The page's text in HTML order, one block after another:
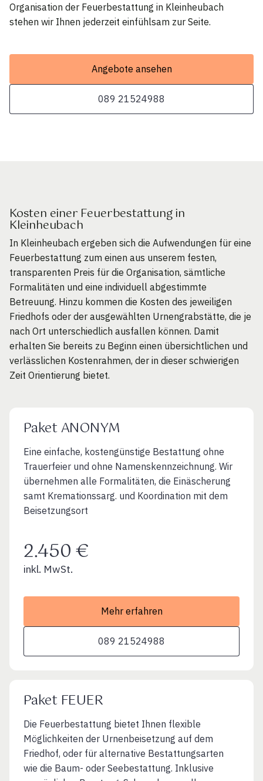
Organisation der Feuerbestattung in Kleinheubach
stehen wir Ihnen jederzeit einfühlsam zur Seite.
Angebote ansehen
089 21524988
Kosten einer Feuerbestattung in
Kleinheubach
In Kleinheubach ergeben sich die Aufwendungen für eine
Feuerbestattung zum einen aus unserem festen,
transparenten Preis für die Organisation, sämtliche
Formalitäten und eine individuell abgestimmte
Betreuung. Hinzu kommen die Kosten des jeweiligen
Friedhofs oder der ausgewählten Urnengrabstätte, die je
nach Ort unterschiedlich ausfallen können. Damit
erhalten Sie bereits zu Beginn einen übersichtlichen und
verlässlichen Kostenrahmen, der in dieser schwierigen
Zeit Orientierung bietet.
Paket ANONYM
Eine einfache, kostengünstige Bestattung ohne
Trauerfeier und ohne Namenskennzeichnung. Wir
übernehmen alle Formalitäten, die Einäscherung
samt Kremationssarg. und Koordination mit dem
Beisetzungsort
2.450 €
inkl. MwSt.
Mehr erfahren
089 21524988
Paket FEUER
Die Feuerbestattung bietet Ihnen flexible
Möglichkeiten der Urnenbeisetzung auf dem
Friedhof, oder für alternative Bestattungsarten
wie die Baum- oder Seebestattung. Inklusive